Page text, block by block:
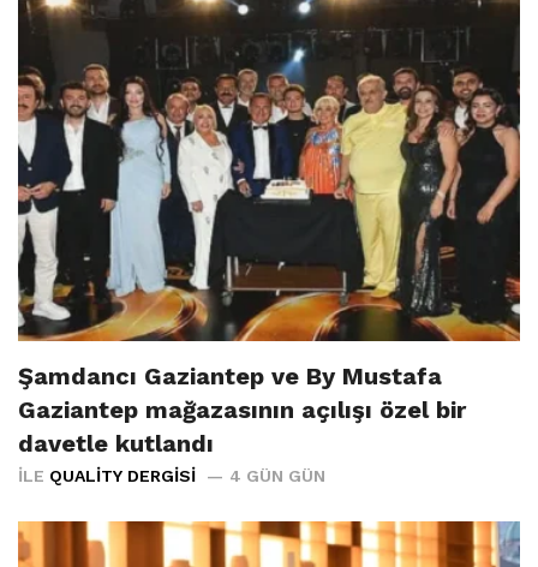
Şamdancı Gaziantep ve By Mustafa
Gaziantep mağazasının açılışı özel bir
davetle kutlandı
İLE QUALITY DERGISI 4 GÜN GÜN